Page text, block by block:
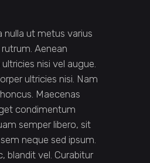
nulla ut metus varius
Aenean
nisi vel augue.
ultricies nisi. Nam
Maecenas
condimentum
semper libero, sit
neque sed ipsum.
blandit vel. Curabitur